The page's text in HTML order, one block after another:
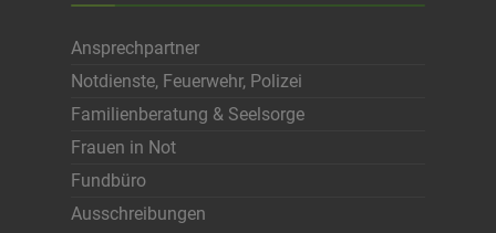
Ansprechpartner
Notdienste, Feuerwehr, Polizei
Familienberatung & Seelsorge
Frauen in Not
Fundbüro
Ausschreibungen